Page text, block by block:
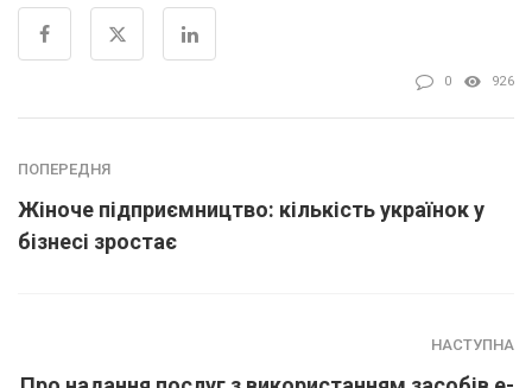
0 926
ПОПЕРЕДНЯ
Жіноче підприємництво: кількість українок у
бізнесі зростає
НАСТУПНА